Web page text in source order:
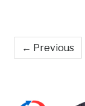
← Previous